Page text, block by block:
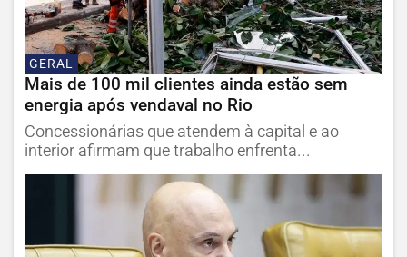
GERAL
Mais de 100 mil clientes ainda estão sem
energia após vendaval no Rio
Concessionárias que atendem à capital e ao
interior afirmam que trabalho enfrenta...